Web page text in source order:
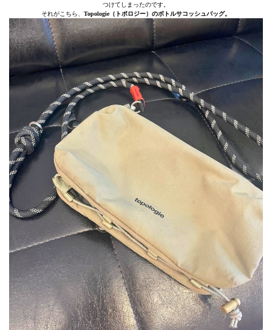
つけてしまったのです。
それがこちら、 Topologie（トポロジー）のボトルサコッシュバッグ。